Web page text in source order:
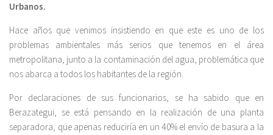
Urbanos.
Hace años que venimos insistiendo en que este es uno de los
problemas ambientales más serios que tenemos en el área
metropolitana, junto a la contaminación del agua, problemática que
nos abarca a todos los habitantes de la región.
Por declaraciones de sus funcionarios, se ha sabido que en
Berazategui, se está pensando en la realización de una planta
separadora, que apenas reduciría en un 40% el envío de basura a la